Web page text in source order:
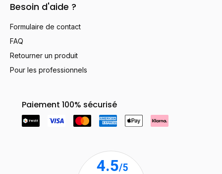
Besoin d'aide ?
Formulaire de contact
FAQ
Retourner un produit
Pour les professionnels
Paiement 100% sécurisé